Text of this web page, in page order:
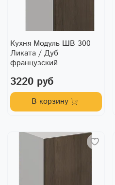
Кухня Модуль ШВ 300
Ликата / Дуб
французский
3220 руб
В корзину